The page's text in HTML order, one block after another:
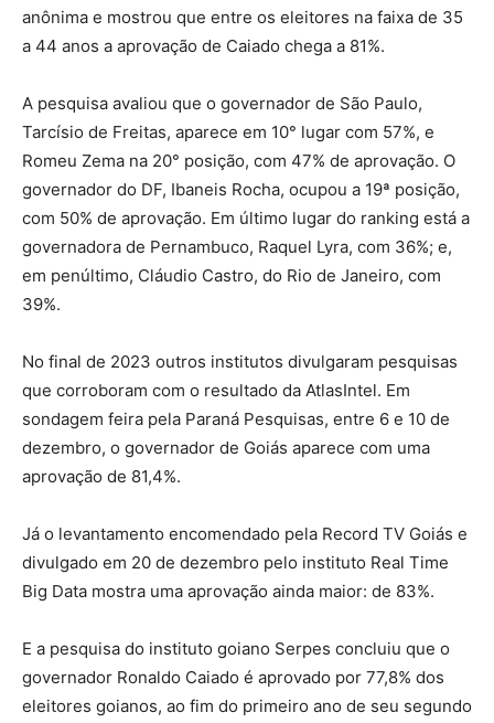
anônima e mostrou que entre os eleitores na faixa de 35
a 44 anos a aprovação de Caiado chega a 81%.
A pesquisa avaliou que o governador de São Paulo,
Tarcísio de Freitas, aparece em 10° lugar com 57%, e
Romeu Zema na 20° posição, com 47% de aprovação. O
governador do DF, Ibaneis Rocha, ocupou a 19ª posição,
com 50% de aprovação. Em último lugar do ranking está a
governadora de Pernambuco, Raquel Lyra, com 36%; e,
em penúltimo, Cláudio Castro, do Rio de Janeiro, com
39%.
No final de 2023 outros institutos divulgaram pesquisas
que corroboram com o resultado da AtlasIntel. Em
sondagem feira pela Paraná Pesquisas, entre 6 e 10 de
dezembro, o governador de Goiás aparece com uma
aprovação de 81,4%.
Já o levantamento encomendado pela Record TV Goiás e
divulgado em 20 de dezembro pelo instituto Real Time
Big Data mostra uma aprovação ainda maior: de 83%.
E a pesquisa do instituto goiano Serpes concluiu que o
governador Ronaldo Caiado é aprovado por 77,8% dos
eleitores goianos, ao fim do primeiro ano de seu segundo